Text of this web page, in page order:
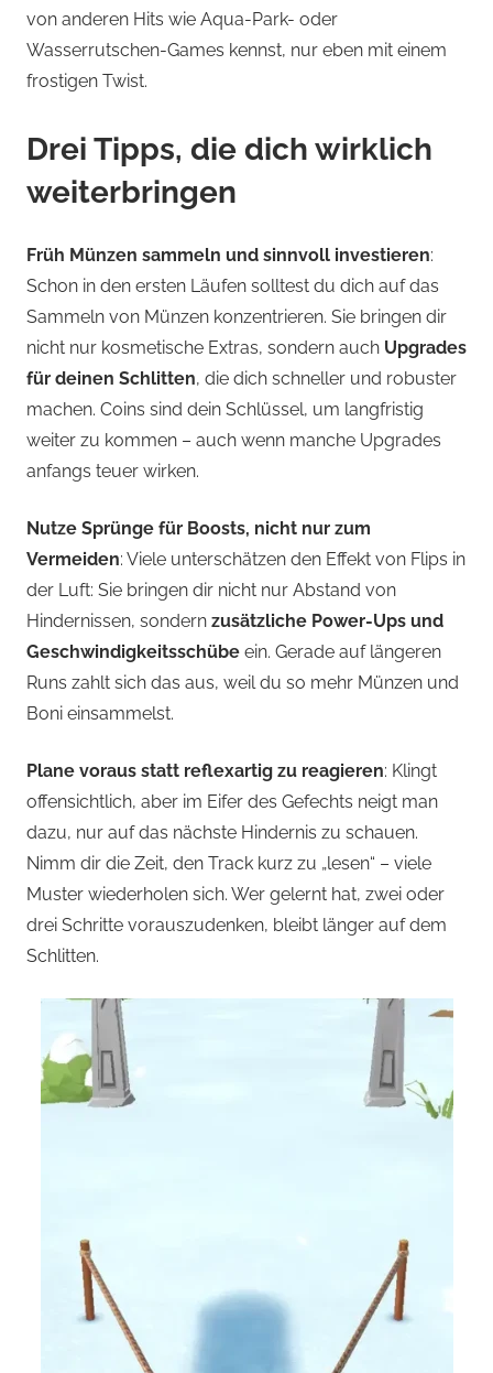
von anderen Hits wie Aqua-Park- oder
Wasserrutschen-Games kennst, nur eben mit einem
frostigen Twist.
Drei Tipps, die dich wirklich
weiterbringen
Früh Münzen sammeln und sinnvoll investieren:
Schon in den ersten Läufen solltest du dich auf das
Sammeln von Münzen konzentrieren. Sie bringen dir
nicht nur kosmetische Extras, sondern auch Upgrades
für deinen Schlitten, die dich schneller und robuster
machen. Coins sind dein Schlüssel, um langfristig
weiter zu kommen – auch wenn manche Upgrades
anfangs teuer wirken.
Nutze Sprünge für Boosts, nicht nur zum
Vermeiden: Viele unterschätzen den Effekt von Flips in
der Luft: Sie bringen dir nicht nur Abstand von
Hindernissen, sondern zusätzliche Power-Ups und
Geschwindigkeitsschübe ein. Gerade auf längeren
Runs zahlt sich das aus, weil du so mehr Münzen und
Boni einsammelst.
Plane voraus statt reflexartig zu reagieren: Klingt
offensichtlich, aber im Eifer des Gefechts neigt man
dazu, nur auf das nächste Hindernis zu schauen.
Nimm dir die Zeit, den Track kurz zu „lesen“ – viele
Muster wiederholen sich. Wer gelernt hat, zwei oder
drei Schritte vorauszudenken, bleibt länger auf dem
Schlitten.